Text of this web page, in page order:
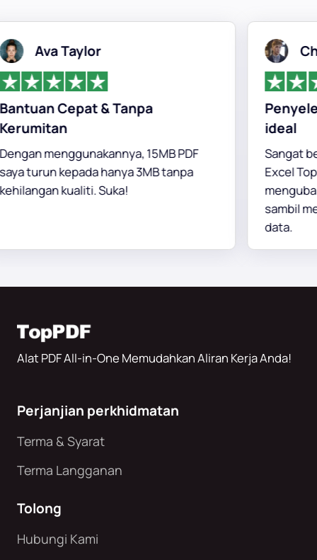
Ava Taylor
Cepat & Tanpa
menggunakannya, 15MB PDF
turun kepada hanya 3MB tanpa
kualiti. Suka!
ideal
Sangat
Excel
mengubah
sambil
data.
Alat PDF All-in-One Memudahkan Aliran Kerja Anda!
Perjanjian perkhidmatan
Terma & Syarat
Terma Langganan
Tolong
Hubungi Kami